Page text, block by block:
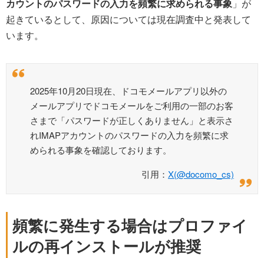
カウントのパスワードの入力を頻繁に求められる事象 」が
起きているとして、原因については現在調査中と発表して
います。
2025年10月20日現在、ドコモメールアプリ以外の
メールアプリでドコモメールをご利用の一部のお客
さまで「パスワードが正しくありません」と表示さ
れIMAPアカウントのパスワードの入力を頻繁に求
められる事象を確認しております。
引用： X(@docomo_cs)
頻繁に発生する場合はプロファイ
ルの再インストールが推奨